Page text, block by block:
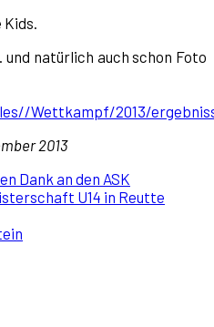
Kids.
und natürlich auch schon Foto
Wettkampf/2013/
2013
Dank an den ASK
U14 in Reutte